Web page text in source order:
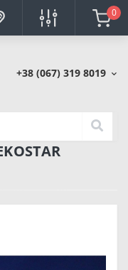
0
+38 (067) 319 8019